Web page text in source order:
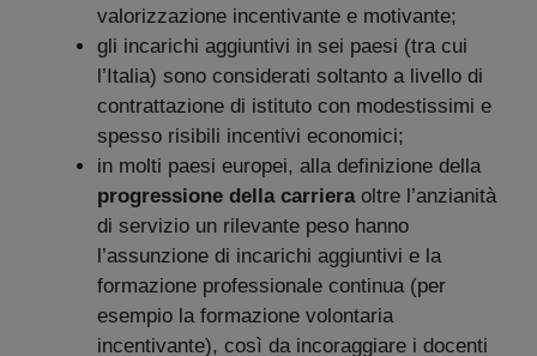
valorizzazione incentivante e motivante;
gli incarichi aggiuntivi in sei paesi (tra cui
l’Italia) sono considerati soltanto a livello di
contrattazione di istituto con modestissimi e
spesso risibili incentivi economici;
in molti paesi europei, alla definizione della
progressione della carrieraoltre l’anzianità
di servizio un rilevante peso hanno
l’assunzione di incarichi aggiuntivi e la
formazione professionale continua (per
esempio la formazione volontaria
incentivante), così da incoraggiare i docenti